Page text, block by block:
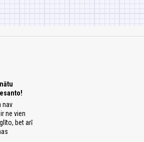
nav
ne vien
bet arī